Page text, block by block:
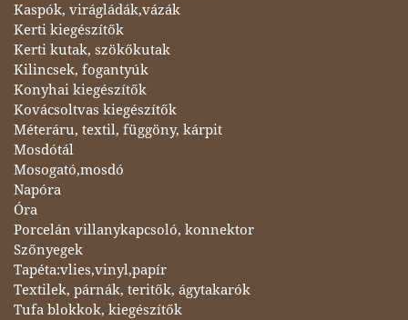
Kaspók, virágládák,vázák
Kerti kiegészítők
Kerti kutak, szökőkutak
Kilincsek, fogantyúk
Konyhai kiegészítők
Kovácsoltvas kiegészítők
Méteráru, textil, függöny, kárpit
Mosdótál
Mosogató,mosdó
Napóra
Óra
Porcelán villanykapcsoló, konnektor
Szőnyegek
Tapéta:vlies,vinyl,papír
Textilek, párnák, teritők, ágytakarók
Tufa blokkok, kiegészítők